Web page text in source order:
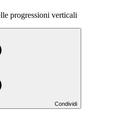
progressioni verticali
Condividi